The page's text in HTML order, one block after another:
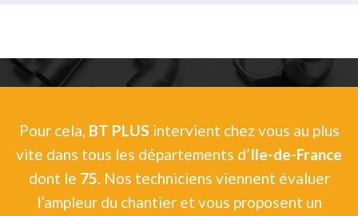
Pour cela, BT PLUS intervient chez vous au plus
vite dans tous les départements d’Ile-de-France
dont le 75. Nos techniciens viennent évaluer
l’ampleur du chantier et vous proposent un